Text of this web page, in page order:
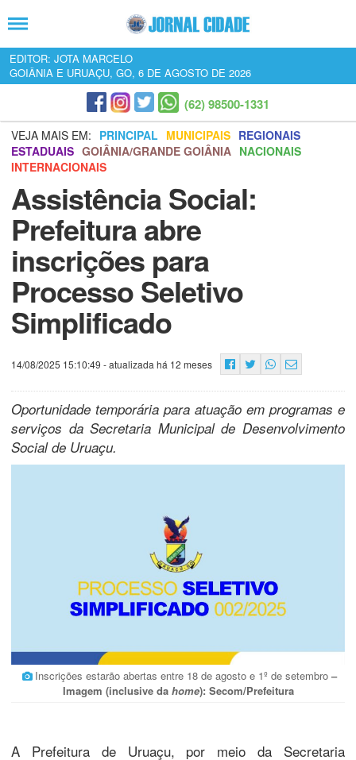
EDITOR: JOTA MARCELO
GOIÂNIA E URUAÇU, GO, 6 DE AGOSTO DE 2026
(62) 98500-1331
VEJA MAIS EM: PRINCIPAL MUNICIPAIS REGIONAIS
ESTADUAIS GOIÂNIA/GRANDE GOIÂNIA NACIONAIS
INTERNACIONAIS
Assistência Social:
Prefeitura abre
inscrições para
Processo Seletivo
Simplificado
14/08/2025 15:10:49 - atualizada há 12 meses
Oportunidade temporária para atuação em programas e
serviços da Secretaria Municipal de Desenvolvimento
Social de Uruaçu.
Inscrições estarão abertas entre 18 de agosto e 1º de setembro –
Imagem (inclusive da home): Secom/Prefeitura
A Prefeitura de Uruaçu, por meio da Secretaria